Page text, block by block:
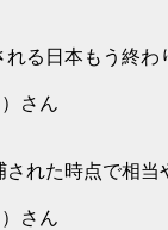
る日本もう終わ
さん
れた時点で相当
さん